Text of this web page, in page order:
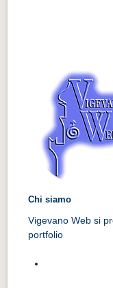
Chi siamo
Vigevano Web si
portfolio